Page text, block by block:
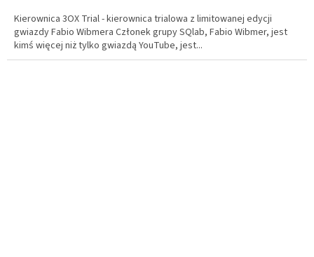
Kierownica 3OX Trial - kierownica trialowa z limitowanej edycji
gwiazdy Fabio Wibmera Członek grupy SQlab, Fabio Wibmer, jest
kimś więcej niż tylko gwiazdą YouTube, jest...